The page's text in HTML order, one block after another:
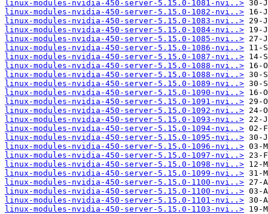
linux-modules-nvidia-450-server-5.15.0-1081-nvi..>
linux-modules-nvidia-450-server-5.15.0-1082-nvi..>
linux-modules-nvidia-450-server-5.15.0-1083-nvi..>
linux-modules-nvidia-450-server-5.15.0-1084-nvi..>
linux-modules-nvidia-450-server-5.15.0-1085-nvi..>
linux-modules-nvidia-450-server-5.15.0-1086-nvi..>
linux-modules-nvidia-450-server-5.15.0-1087-nvi..>
linux-modules-nvidia-450-server-5.15.0-1088-nvi..>
linux-modules-nvidia-450-server-5.15.0-1088-nvi..>
linux-modules-nvidia-450-server-5.15.0-1089-nvi..>
linux-modules-nvidia-450-server-5.15.0-1090-nvi..>
linux-modules-nvidia-450-server-5.15.0-1091-nvi..>
linux-modules-nvidia-450-server-5.15.0-1092-nvi..>
linux-modules-nvidia-450-server-5.15.0-1093-nvi..>
linux-modules-nvidia-450-server-5.15.0-1094-nvi..>
linux-modules-nvidia-450-server-5.15.0-1095-nvi..>
linux-modules-nvidia-450-server-5.15.0-1096-nvi..>
linux-modules-nvidia-450-server-5.15.0-1097-nvi..>
linux-modules-nvidia-450-server-5.15.0-1098-nvi..>
linux-modules-nvidia-450-server-5.15.0-1099-nvi..>
linux-modules-nvidia-450-server-5.15.0-1100-nvi..>
linux-modules-nvidia-450-server-5.15.0-1100-nvi..>
linux-modules-nvidia-450-server-5.15.0-1101-nvi..>
linux-modules-nvidia-450-server-5.15.0-1103-nvi..>